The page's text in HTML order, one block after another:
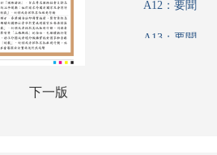
下一版
A12：要聞
A13：要聞